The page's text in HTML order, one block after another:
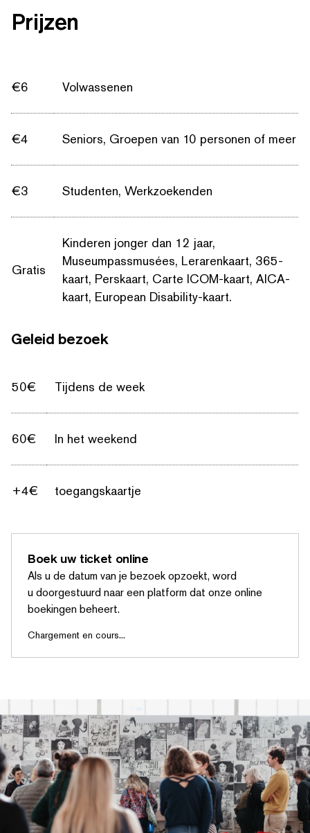
Prijzen
€6 Volwassenen
€4 Seniors, Groepen van 10 personen of meer
€3 Studenten, Werkzoekenden
Gratis
Kinderen jonger dan 12 jaar,
Museumpassmusées, Lerarenkaart, 365-
kaart, Perskaart, Carte ICOM-kaart, AICA-
kaart, European Disability-kaart.
Geleid bezoek
50€ Tijdens de week
60€ In het weekend
+4€ toegangskaartje
Boek uw ticket online
Als u de datum van je bezoek opzoekt, word
u doorges­tu­urd naar een platform dat onze online
boekingen beheert.
Chargement en cours...